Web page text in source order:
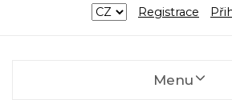
Registrace
Menu